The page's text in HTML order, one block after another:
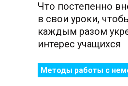
Что постепенно
в свои уроки,
каждым разом
интерес учащихся
Методы работы с